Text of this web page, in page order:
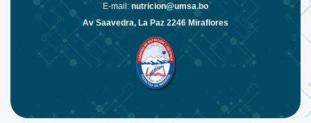
E-mail: nutricion@umsa.bo
Av Saavedra, La Paz 2246 Miraflores